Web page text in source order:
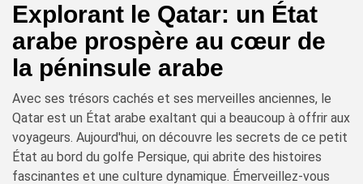
Explorant le Qatar: un État
arabe prospère au cœur de
la péninsule arabe
Avec ses trésors cachés et ses merveilles anciennes, le
Qatar est un État arabe exaltant qui a beaucoup à offrir aux
voyageurs. Aujourd'hui, on découvre les secrets de ce petit
État au bord du golfe Persique, qui abrite des histoires
fascinantes et une culture dynamique. Émerveillez-vous